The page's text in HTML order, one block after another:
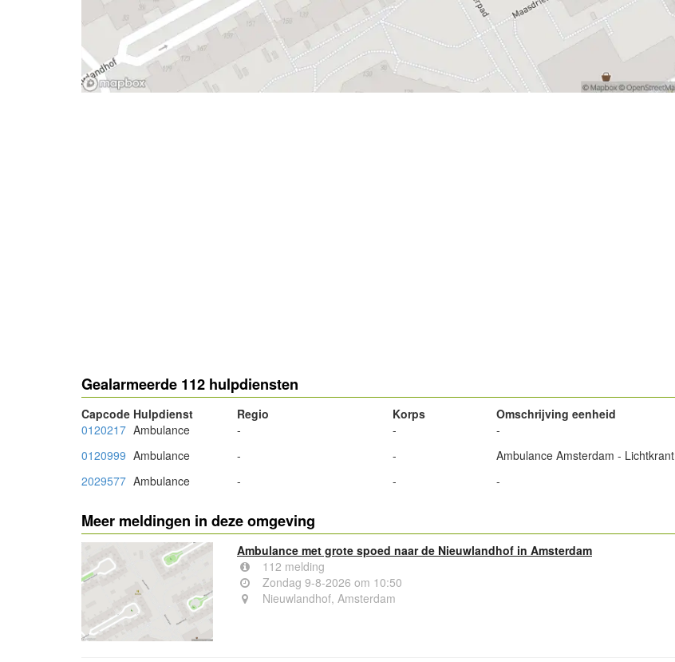
Gealarmeerde 112 hulpdiensten
Capcode Hulpdienst Regio Korps
Omschrijving eenheid
0120217 Ambulance - -
-
0120999 Ambulance - -
Ambulance Amsterdam - Lichtkrant
2029577 Ambulance - - -
Meer meldingen in deze omgeving
Ambulance met grote spoed naar de Nieuwlandhof in Amsterdam
112 melding
Zondag 9-8-2026 om 10:50
Nieuwlandhof, Amsterdam